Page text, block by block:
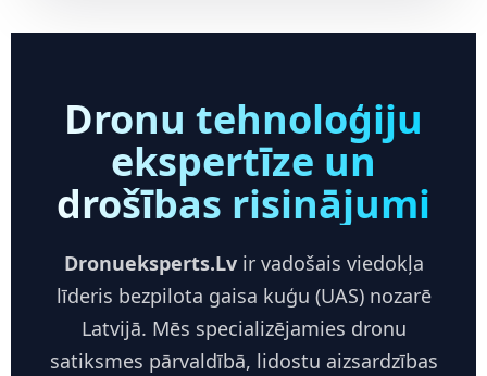
Dronu tehnoloģiju
ekspertīze un
drošības risinājumi
Dronueksperts.Lvir vadošais viedokļa
līderis bezpilota gaisa kuģu (UAS) nozarē
Latvijā. Mēs specializējamies dronu
satiksmes pārvaldībā, lidostu aizsardzības